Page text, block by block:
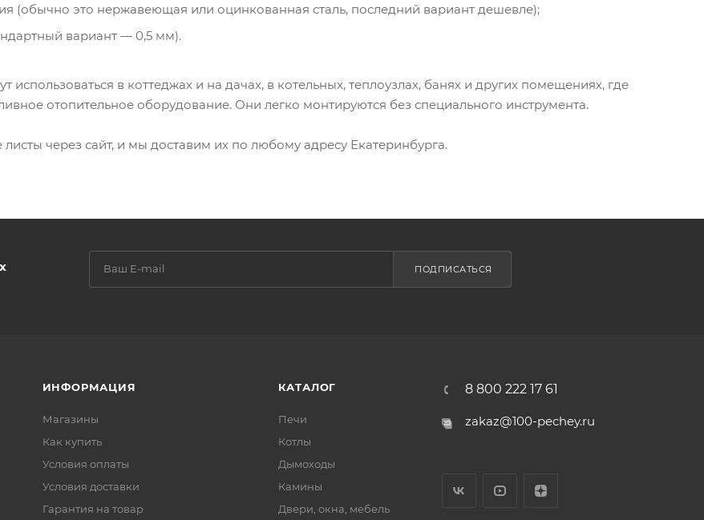
(обычно это нержавеющая или оцинкованная сталь, последний вариант дешевле);
вариант — 0,5 мм).
использоваться в коттеджах и на дачах, в котельных, теплоузлах, банях и других помещениях, где
отопительное оборудование. Они легко монтируются без специального инструмента.
через сайт, и мы доставим их по любому адресу Екатеринбурга.
ПОДПИСАТЬСЯ
ИНФОРМАЦИЯ
Магазины
Как купить
Условия оплаты
Условия доставки
Гарантия на товар
КАТАЛОГ
Печи
Котлы
Дымоходы
Камины
Двери, окна, мебель
8 800 222 17 61
zakaz@100-pechey.ru